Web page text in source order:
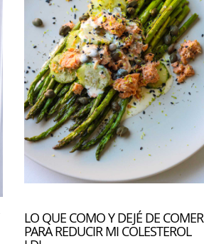
LO QUE COMO Y DEJÉ DE COMER
PARA REDUCIR MI COLESTEROL